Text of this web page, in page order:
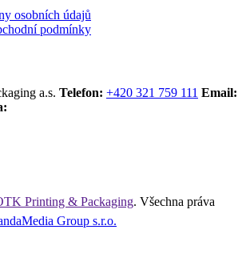
osobních údajů
podmínky
a.s. Telefon: +420 321 759 111 Email:
Printing & Packaging. Všechna práva
Group s.r.o.